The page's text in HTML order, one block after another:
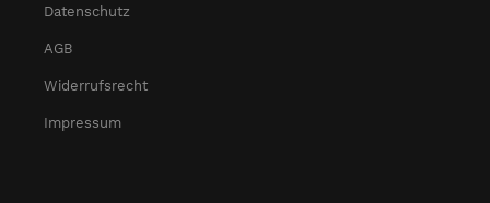
Datenschutz
AGB
Widerrufsrecht
Impressum